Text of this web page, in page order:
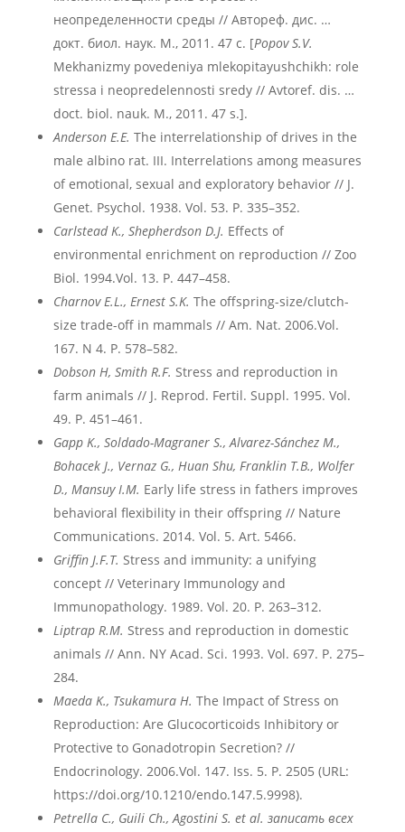
неопределенности среды // Автореф. дис. …
докт. биол. наук. М., 2011. 47 с. [Popov S.V.
Mekhanizmy povedeniya mlekopitayushchikh: role
stressa i neopredelennosti sredy // Avtoref. dis. …
doct. biol. nauk. M., 2011. 47 s.].
Anderson E.E. The interrelationship of drives in the
male albino rat. III. Interrelations among measures
of emotional, sexual and exploratory behavior // J.
Genet. Psychol. 1938. Vol. 53. P. 335–352.
Carlstead K., Shepherdson D.J. Effects of
environmental enrichment on reproduction // Zoo
Biol. 1994.Vol. 13. P. 447–458.
Charnov E.L., Ernest S.K. The offspring-size/clutch-
size trade-off in mammals // Am. Nat. 2006.Vol.
167. N 4. P. 578–582.
Dobson H, Smith R.F. Stress and reproduction in
farm animals // J. Reprod. Fertil. Suppl. 1995. Vol.
49. P. 451–461.
GappK., Soldado-MagranerS., Alvarez-SánchezM.,
BohacekJ., VernazG., HuanShu, FranklinT.B., Wolfer
D., MansuyI.M. Early life stress in fathers improves
behavioral flexibility in their offspring // Nature
Communications. 2014. Vol. 5. Art. 5466.
Griffin J.F.T. Stress and immunity: a unifying
concept // Veterinary Immunology and
Immunopathology. 1989. Vol. 20. P. 263–312.
Liptrap R.M. Stress and reproduction in domestic
animals // Ann. NY Acad. Sci. 1993. Vol. 697. P. 275–
284.
Maeda K., Tsukamura H. The Impact of Stress on
Reproduction: Are Glucocorticoids Inhibitory or
Protective to Gonadotropin Secretion? //
Endocrinology. 2006.Vol. 147. Iss. 5. P. 2505 (URL:
https://doi.org/10.1210/endo.147.5.9998).
PetrellaC., GuiliCh., AgostiniS. etal. записать всех